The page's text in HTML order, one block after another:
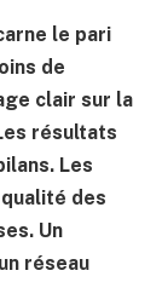
le pari
de
clair sur la
résultats
Les
des
Un
réseau